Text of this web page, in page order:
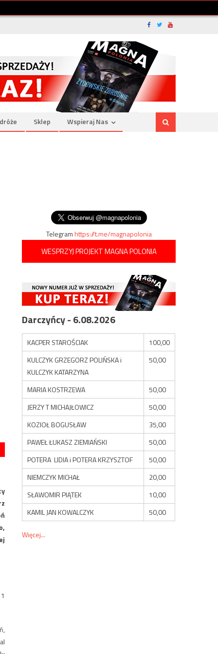
Sklep Wspieraj Nas
Telegramhttps://t.me/magnapolonia
WESPRZYJ PROJEKT MAGNA POLONIA
Darczyńcy - 6.08.2026
KACPER STAROŚCIAK
100,00
KULCZYK GRZEGORZ POLIŃSKA i
KULCZYK KATARZYNA
50,00
MARIA KOSTRZEWA
50,00
JERZY T MICHAJŁOWICZ
50,00
KOZIOŁ BOGUSŁAW
35,00
PAWEŁ ŁUKASZ ZIEMIAŃSKI
50,00
POTERA LIDIA i POTERA KRZYSZTOF
50,00
NIEMCZYK MICHAŁ
20,00
SŁAWOMIR PIĄTEK
10,00
KAMIL JAN KOWALCZYK
50,00
Więcej...